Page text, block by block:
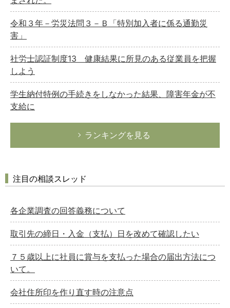
令和３年－労災法問３－Ｂ「特別加入者に係る通勤災
害」
社労士認証制度13 健康結果に所見のある従業員を把握
しよう
学生納付特例の手続きをしなかった結果、障害年金が不
支給に
ランキングを見る
注目の相談スレッド
各企業調査の回答義務について
取引先の締日・入金（支払）日を改めて確認したい
７５歳以上に社員に賞与を支払った場合の届出方法につ
いて。
会社住所印を作り直す時の注意点